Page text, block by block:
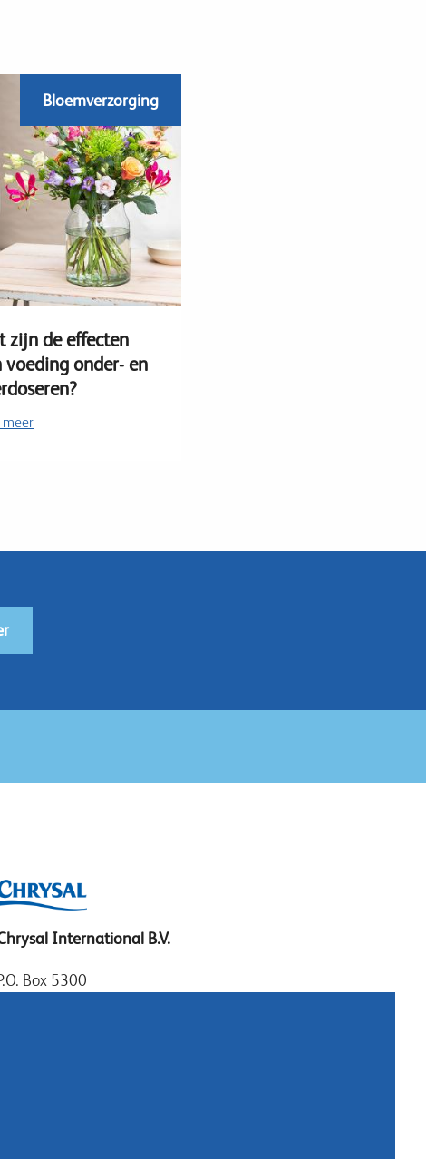
Bloemverzorging
zijn de effecten
voeding onder- en
meer
International B.V.
Box 5300